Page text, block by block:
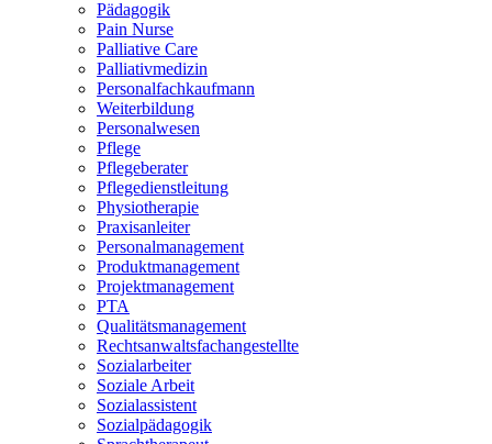
Pädagogik
Pain Nurse
Palliative Care
Palliativmedizin
Personalfachkaufmann
Weiterbildung
Personalwesen
Pflege
Pflegeberater
Pflegedienstleitung
Physiotherapie
Praxisanleiter
Personalmanagement
Produktmanagement
Projektmanagement
PTA
Qualitätsmanagement
Rechtsanwaltsfachangestellte
Sozialarbeiter
Soziale Arbeit
Sozialassistent
Sozialpädagogik